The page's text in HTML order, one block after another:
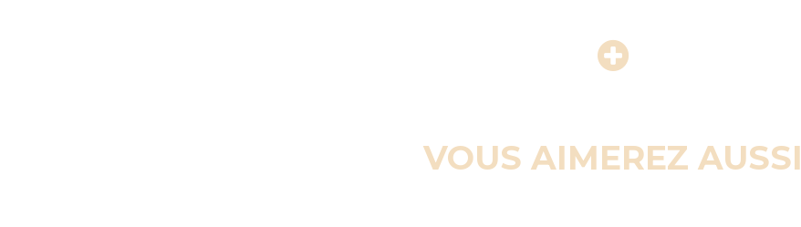
VOUS AIMEREZ AUSSI